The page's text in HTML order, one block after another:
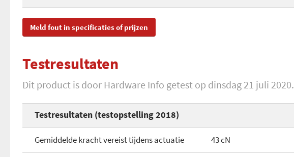
Opdruk keycaps
Cijfertoetsen
Gedeelde mediatoetsen
Applicatie toetsen
Gedeelde macrotoetsen
Verlichting instelbaar
Kleur verlichting
Profieleditor (knoppen)
Draagtas/hoes
Extra gaming keycaps
Polssteun Afneembaar
SKU
Toegevoegd aan Hardware Info
Meld fout in specificaties of prijzen
Testresultaten
Dit product is door Hardware Info getest op dinsdag 21 juli 2020.
Testresultaten (testopstelling 2018)
Gemiddelde kracht vereist tijdens actuatie 43 cN